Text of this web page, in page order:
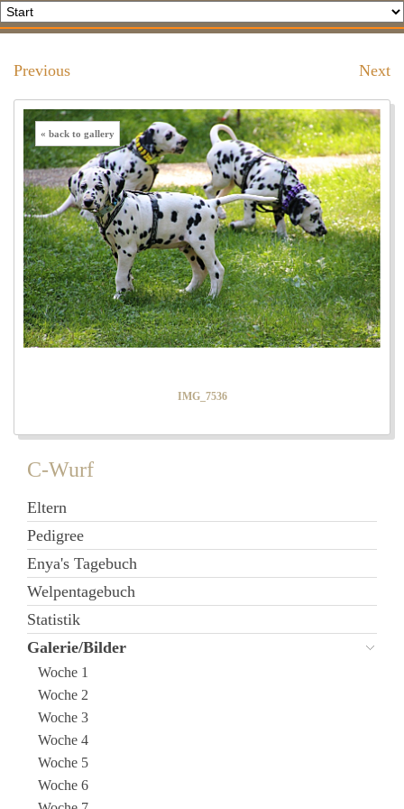
Previous Next
« back to gallery
IMG_7536
C-Wurf
Eltern
Pedigree
Enya's Tagebuch
Welpentagebuch
Statistik
Galerie/Bilder
Woche 1
Woche 2
Woche 3
Woche 4
Woche 5
Woche 6